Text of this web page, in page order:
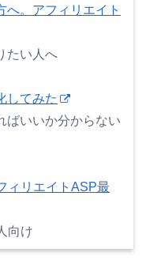
へ。アフィリエイト
たい人へ
してみた
ばいいか分からない
ィリエイトASP最
向け